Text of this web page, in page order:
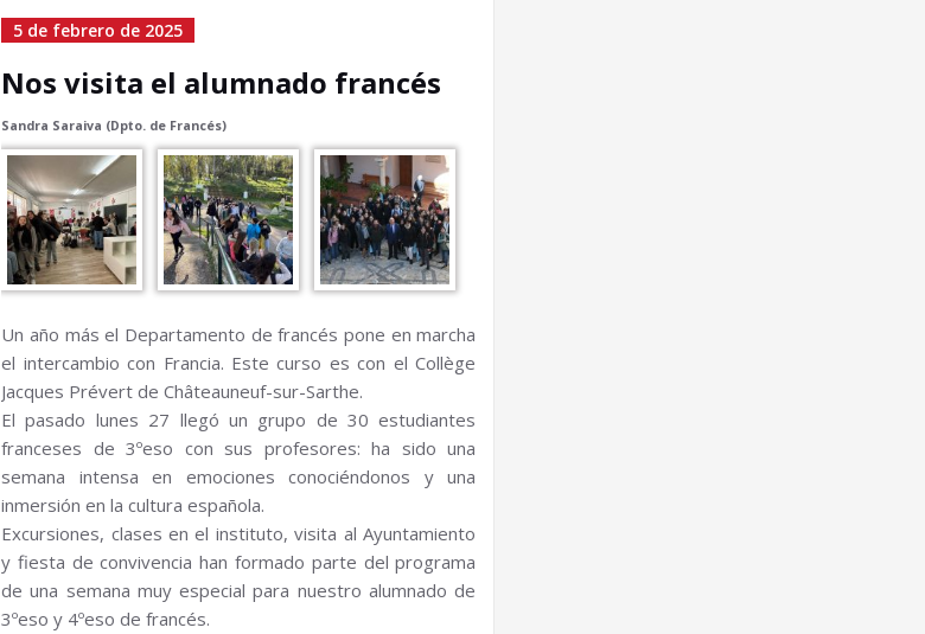
5 de febrero de 2025
Nos visita el alumnado francés
Sandra Saraiva (Dpto. de Francés)
Un año más el Departamento de francés pone en marcha
el intercambio con Francia. Este curso es con el Collège
Jacques Prévert de Châteauneuf-sur-Sarthe.
El pasado lunes 27 llegó un grupo de 30 estudiantes
franceses de 3ºeso con sus profesores: ha sido una
semana intensa en emociones conociéndonos y una
inmersión en la cultura española.
Excursiones, clases en el instituto, visita al Ayuntamiento
y fiesta de convivencia han formado parte del programa
de una semana muy especial para nuestro alumnado de
3ºeso y 4ºeso de francés.